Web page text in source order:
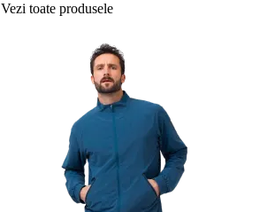
Vezi toate produsele